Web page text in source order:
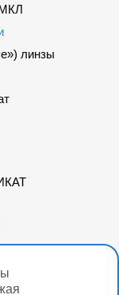
линзы